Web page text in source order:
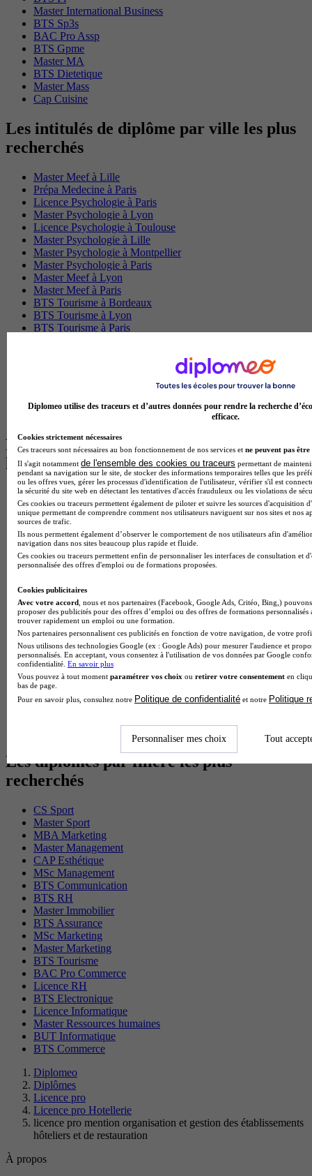
Master International Business
BTS Sp3s
BAC Pro Assp
BTS Gpme
Master MA
BTS Dietetique
Master Mass
Cap Cuisine
Les intitulés de diplôme par ville les plus
recherchés
Master Meef à Lille
Prépa Medecine à Paris
Licence Psychologie à Paris
Master Psychologie à Lyon
Licence Psychologie à Toulouse
Master Psychologie à Lille
Master Psychologie à Montpellier
Master Psychologie à Paris
Master Meef à Lyon
Master Meef à Paris
BTS Tourisme à Bordeaux
BTS Tourisme à Lyon
BTS Tourisme à Paris
BTS Communication à Bordeaux
Master Psychologie à Angers
BTS Communication à Lyon
Les intitulés de diplôme par alternance
les plus recherchés
BTS Esf en alternance
BTS Dietetique en alternance
BTS Mco en alternance
BTS Pi en alternance
BTS Sp3s en alternance
Master CCA en alternance
BTS Ndrc en alternance
Cap Fleuriste en alternance
BTS Sio en alternance
MSc Marketing Digital en alternance
BTS Gpme en alternance
Cap Electricien en alternance
BTS Gpn en alternance
BTS Domotique en alternance
BAC Pro Agora en alternance
BTS Sta en alternance
BTS Iris en alternance
Les diplômes par filière les plus
recherchés
CS Sport
Master Sport
MBA Marketing
Master Management
CAP Esthétique
MSc Management
BTS Communication
BTS RH
Master Immobilier
BTS Assurance
MSc Marketing
Master Marketing
BTS Tourisme
BAC Pro Commerce
Licence RH
BTS Electronique
Licence Informatique
Master Ressources humaines
BUT Informatique
BTS Commerce
Diplomeo
Diplômes
Licence pro
Licence pro Hotellerie
licence pro mention organisation et gestion des établissements
hôteliers et de restauration
À propos
Diplomeo utilise des traceurs et d’autres données pour rendre la recherche
efficace.
Cookies strictement nécessaires
Ces traceurs sont nécessaires au bon fonctionnement de nos services et ne peuvent pas être
Il s'agit notamment de l'ensemble des cookies ou traceurs permettant de
pendant sa navigation sur le site, de stocker des informations temporaires telles que les
ou les offres vues, gérer les processus d'identification de l'utilisateur, vérifier s'il est
la sécurité du site web en détectant les tentatives d'accès frauduleux ou les violations de
Ces cookies ou traceurs permettent également de piloter et suivre les sources d'acquisition
unique permettant de comprendre comment nos utilisateurs naviguent sur nos sites et nos
sources de trafic.
Ils nous permettent également d’observer le comportement de nos utilisateurs afin
navigation dans nos sites beaucoup plus rapide et fluide.
Ces cookies ou traceurs permettent enfin de personnaliser les interfaces de consultation et
personnalisée des offres d'emploi ou de formations proposées.
Cookies publicitaires
Avec votre accord , nous et nos partenaires (Facebook, Google Ads, Critéo, Bing,)
proposer des publicités pour des offres d’emploi ou des offres de formations
trouver rapidement un emploi ou une formation.
Nos partenaires personnalisent ces publicités en fonction de votre navigation, de votre
Nous utilisons des technologies Google (ex : Google Ads) pour mesurer l'audience et
personnalisés. En acceptant, vous consentez à l'utilisation de vos données par Google
confidentialité. En savoir plus
Vous pouvez à tout moment paramétrer vos choix ou retirer votre consentement en
bas de page.
Pour en savoir plus, consultez notre Politique de confidentialité et notre Politique
Personnaliser mes choix Tout